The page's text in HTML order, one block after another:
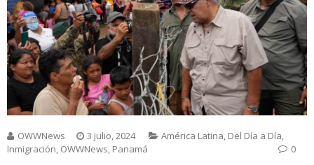
OWWNews 3 julio, 2024 América Latina, Del Día a Día,
Inmigración, OWWNews, Panamá 0